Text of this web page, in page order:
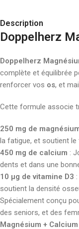
Description
Doppelherz
Doppelherz
complète et équilibrée
renforcer vos os, et
Cette formule associe
250 mg de
la fatigue, et soutient
450 mg de calcium :
dents et dans une
10 µg de vitamine D3
soutient la densité
Spécialement conçu
des seniors, et des
Magnésium + Calcium